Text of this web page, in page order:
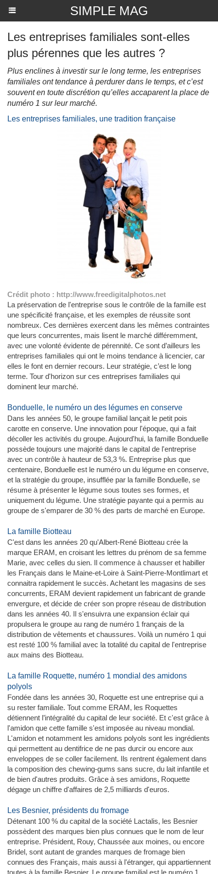
SIMPLE MAG
Les entreprises familiales sont-elles
plus pérennes que les autres ?
Plus enclines à investir sur le long terme, les entreprises
familiales ont tendance à perdurer dans le temps, et c’est
souvent en toute discrétion qu’elles accaparent la place de
numéro 1 sur leur marché.
Les entreprises familiales, une tradition française
Crédit photo : http://www.freedigitalphotos.net
La préservation de l'entreprise sous le contrôle de la famille est
une spécificité française, et les exemples de réussite sont
nombreux. Ces dernières exercent dans les mêmes contraintes
que leurs concurrentes, mais lisent le marché différemment,
avec une volonté évidente de pérennité. Ce sont d’ailleurs les
entreprises familiales qui ont le moins tendance à licencier, car
elles le font en dernier recours. Leur stratégie, c’est le long
terme. Tour d'horizon sur ces entreprises familiales qui
dominent leur marché.
Bonduelle, le numéro un des légumes en conserve
Dans les années 50, le groupe familial lançait le petit pois
carotte en conserve. Une innovation pour l'époque, qui a fait
décoller les activités du groupe. Aujourd'hui, la famille Bonduelle
possède toujours une majorité dans le capital de l'entreprise
avec un contrôle à hauteur de 53,3 %. Entreprise plus que
centenaire, Bonduelle est le numéro un du légume en conserve,
et la stratégie du groupe, insufflée par la famille Bonduelle, se
résume à présenter le légume sous toutes ses formes, et
uniquement du légume. Une stratégie payante qui a permis au
groupe de s'emparer de 30 % des parts de marché en Europe.
La famille Biotteau
C'est dans les années 20 qu'Albert-René Biotteau crée la
marque ERAM, en croisant les lettres du prénom de sa femme
Marie, avec celles du sien. Il commence à chausser et habiller
les Français dans le Maine-et-Loire à Saint-Pierre-Montlimart et
connaitra rapidement le succès. Achetant les magasins de ses
concurrents, ERAM devient rapidement un fabricant de grande
envergure, et décide de créer son propre réseau de distribution
dans les années 40. Il s'ensuivra une expansion éclair qui
propulsera le groupe au rang de numéro 1 français de la
distribution de vêtements et chaussures. Voilà un numéro 1 qui
est resté 100 % familial avec la totalité du capital de l'entreprise
aux mains des Biotteau.
La famille Roquette, numéro 1 mondial des amidons
polyols
Fondée dans les années 30, Roquette est une entreprise qui a
su rester familiale. Tout comme ERAM, les Roquettes
détiennent l’intégralité du capital de leur société. Et c'est grâce à
l'amidon que cette famille s'est imposée au niveau mondial.
L'amidon et notamment les amidons polyols sont les ingrédients
qui permettent au dentifrice de ne pas durcir ou encore aux
enveloppes de se coller facilement. Ils rentrent également dans
la composition des chewing-gums sans sucre, du lait infantile et
de bien d'autres produits. Grâce à ses amidons, Roquette
dégage un chiffre d'affaires de 2,5 milliards d'euros.
Les Besnier, présidents du fromage
Détenant 100 % du capital de la société Lactalis, les Besnier
possèdent des marques bien plus connues que le nom de leur
entreprise. Président, Rouy, Chaussée aux moines, ou encore
Bridel, sont autant de grandes marques de fromage bien
connues des Français, mais aussi à l'étranger, qui appartiennent
toutes à la famille Besnier. Le groupe familial est le numéro 1